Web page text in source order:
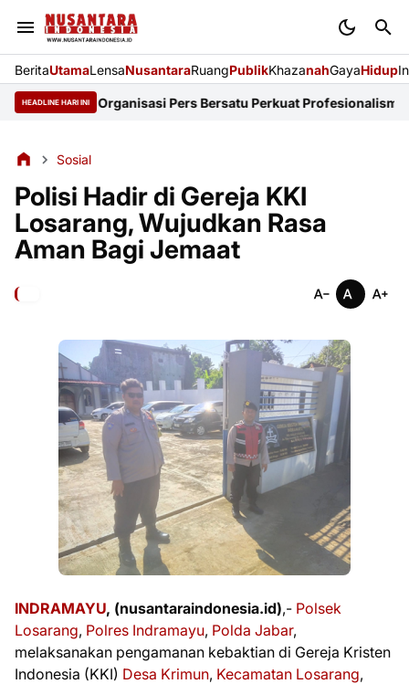
BeritaUtamaLensaNusantaraRuangPublikKhazanahGayaHidup
HEADLINE HARI INI
14 Organisasi Pers Bersatu Perkuat Profesionalisme dan
Sosial
Polisi Hadir di Gereja KKI
Losarang, Wujudkan Rasa
Aman Bagi Jemaat
INDRAMAYU, (nusantaraindonesia.id),- Polsek
Losarang, Polres Indramayu, Polda Jabar,
melaksanakan pengamanan kebaktian di Gereja Kristen
Indonesia (KKI) Desa Krimun, Kecamatan Losarang,